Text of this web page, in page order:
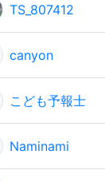
TS_807412
canyon
こども予報士
Naminami